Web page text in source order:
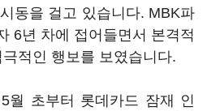
동을 걸고 있습니다. MBK파
6년 차에 접어들면서 본격적
적인 행보를 보였습니다.
월 초부터 롯데카드 잠재 인